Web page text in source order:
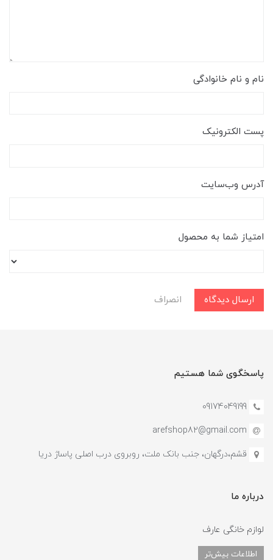
نام و نام خانوادگی
پست الکترونیک
آدرس وب‌سایت
امتیاز شما به محصول
ارسال دیدگاه انصراف
پاسخگوی شما هستیم
09174049199
arefshop82@gmail.com
قشم،درگهان، جنب بانک ملت، روبروی درب اصلی پاساژ دریا
درباره ما
لوازم خانگی عارف
اطلاعات بیش‌تر